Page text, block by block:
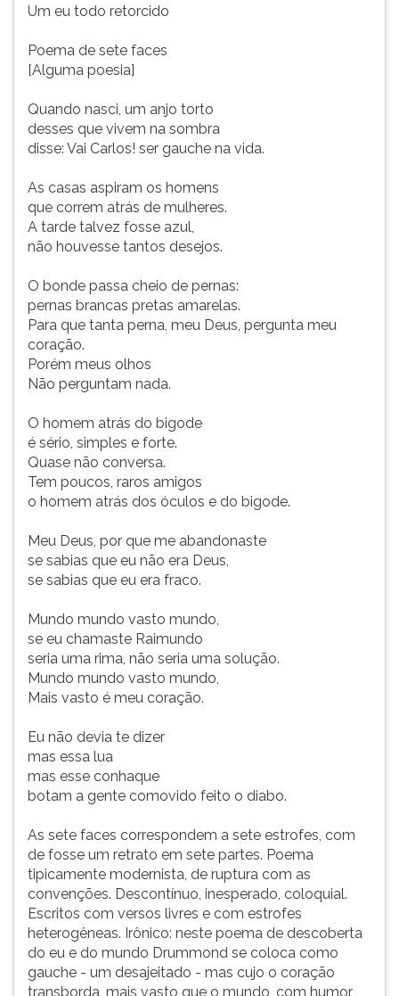
Um eu todo retorcido
Poema de sete faces
[Alguma poesia]
Quando nasci, um anjo torto
desses que vivem na sombra
disse: Vai Carlos! ser gauche na vida.
As casas aspiram os homens
que correm atrás de mulheres.
A tarde talvez fosse azul,
não houvesse tantos desejos.
O bonde passa cheio de pernas:
pernas brancas pretas amarelas.
Para que tanta perna, meu Deus, pergunta meu
coração.
Porém meus olhos
Não perguntam nada.
O homem atrás do bigode
é sério, simples e forte.
Quase não conversa.
Tem poucos, raros amigos
o homem atrás dos óculos e do bigode.
Meu Deus, por que me abandonaste
se sabias que eu não era Deus,
se sabias que eu era fraco.
Mundo mundo vasto mundo,
se eu chamaste Raimundo
seria uma rima, não seria uma solução.
Mundo mundo vasto mundo,
Mais vasto é meu coração.
Eu não devia te dizer
mas essa lua
mas esse conhaque
botam a gente comovido feito o diabo.
As sete faces correspondem a sete estrofes, com
de fosse um retrato em sete partes. Poema
tipicamente modernista, de ruptura com as
convenções. Descontínuo, inesperado, coloquial.
Escritos com versos livres e com estrofes
heterogêneas. Irônico: neste poema de descoberta
do eu e do mundo Drummond se coloca como
gauche - um desajeitado - mas cujo o coração
transborda, mais vasto que o mundo, com humor